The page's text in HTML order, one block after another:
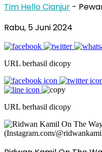
Tim Hello Cianjur -
Rabu, 5 Juni 2024
URL berhasil dicopy
URL berhasil dicopy